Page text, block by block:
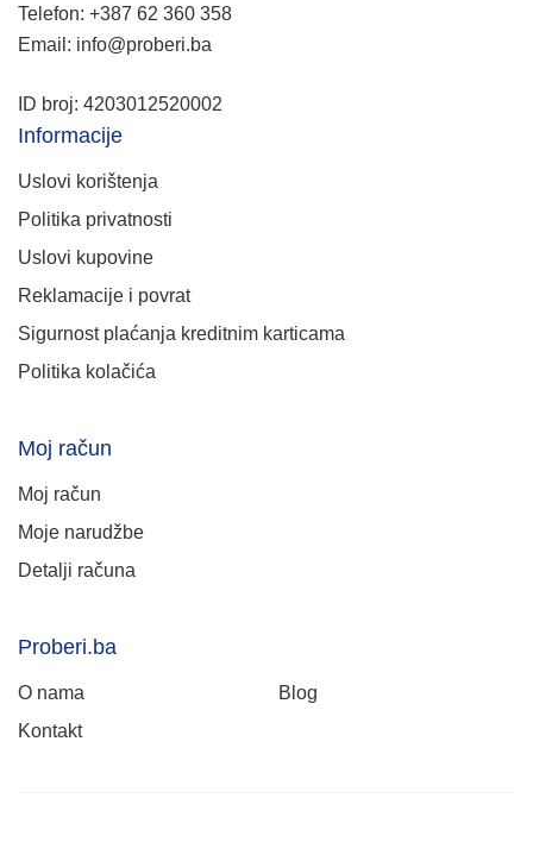
Telefon: +387 62 360 358
Email: info@proberi.ba
ID broj: 4203012520002
Informacije
Uslovi korištenja
Politika privatnosti
Uslovi kupovine
Reklamacije i povrat
Sigurnost plaćanja kreditnim karticama
Politika kolačića
Moj račun
Moj račun
Moje narudžbe
Detalji računa
Proberi.ba
O nama
Blog
Kontakt